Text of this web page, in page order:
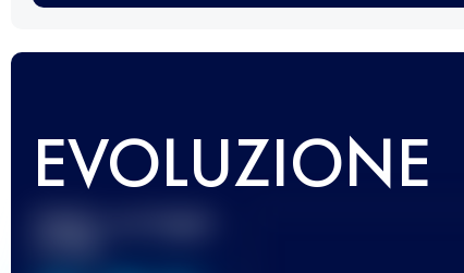
EVOLUZIONE
Miglior punteggio